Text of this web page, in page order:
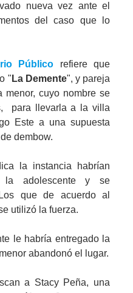
nueva vez ante el
del caso que lo
Público refiere que
" La Demente", y pareja
menor, cuyo nombre se
para llevarla a la villa
Este a una supuesta
dembow.
la instancia habrían
la adolescente y se
que de acuerdo al
utilizó la fuerza.
le habría entregado la
abandonó el lugar.
a Stacy Peña, una